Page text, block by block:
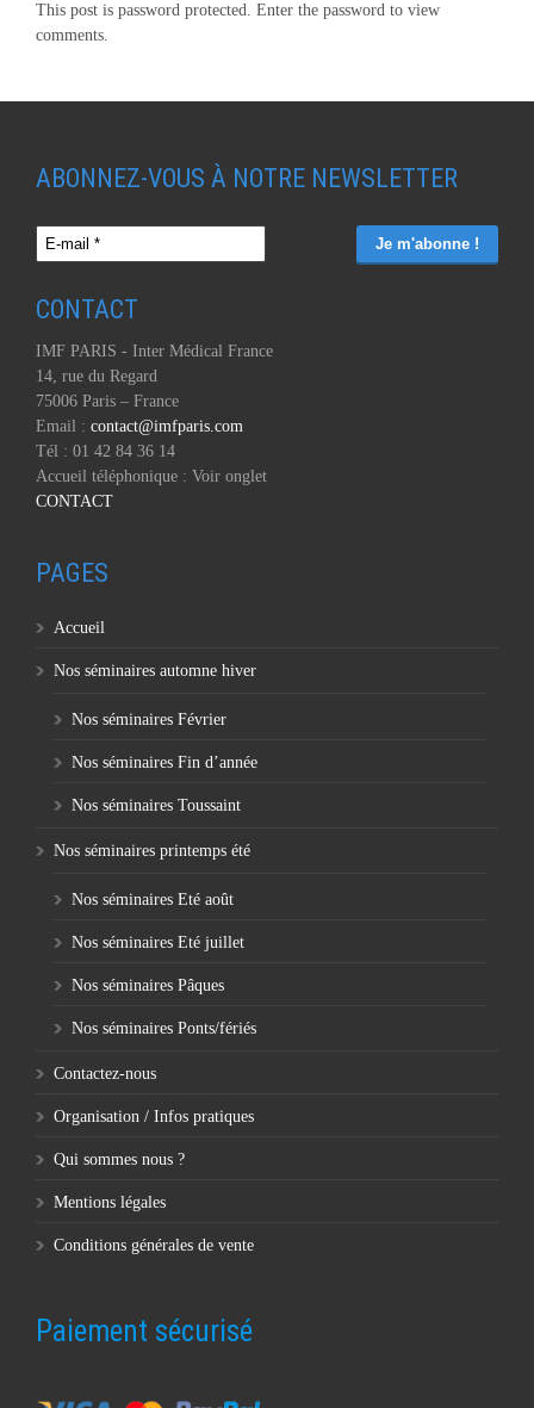
This post is password protected. Enter the password to view
comments.
ABONNEZ-VOUS À NOTRE NEWSLETTER
CONTACT
IMF PARIS - Inter Médical France
14, rue du Regard
75006 Paris – France
Email : contact@imfparis.com
Tél : 01 42 84 36 14
Accueil téléphonique : Voir onglet
CONTACT
PAGES
Accueil
Nos séminaires automne hiver
Nos séminaires Février
Nos séminaires Fin d’année
Nos séminaires Toussaint
Nos séminaires printemps été
Nos séminaires Eté août
Nos séminaires Eté juillet
Nos séminaires Pâques
Nos séminaires Ponts/fériés
Contactez-nous
Organisation / Infos pratiques
Qui sommes nous ?
Mentions légales
Conditions générales de vente
Paiement sécurisé